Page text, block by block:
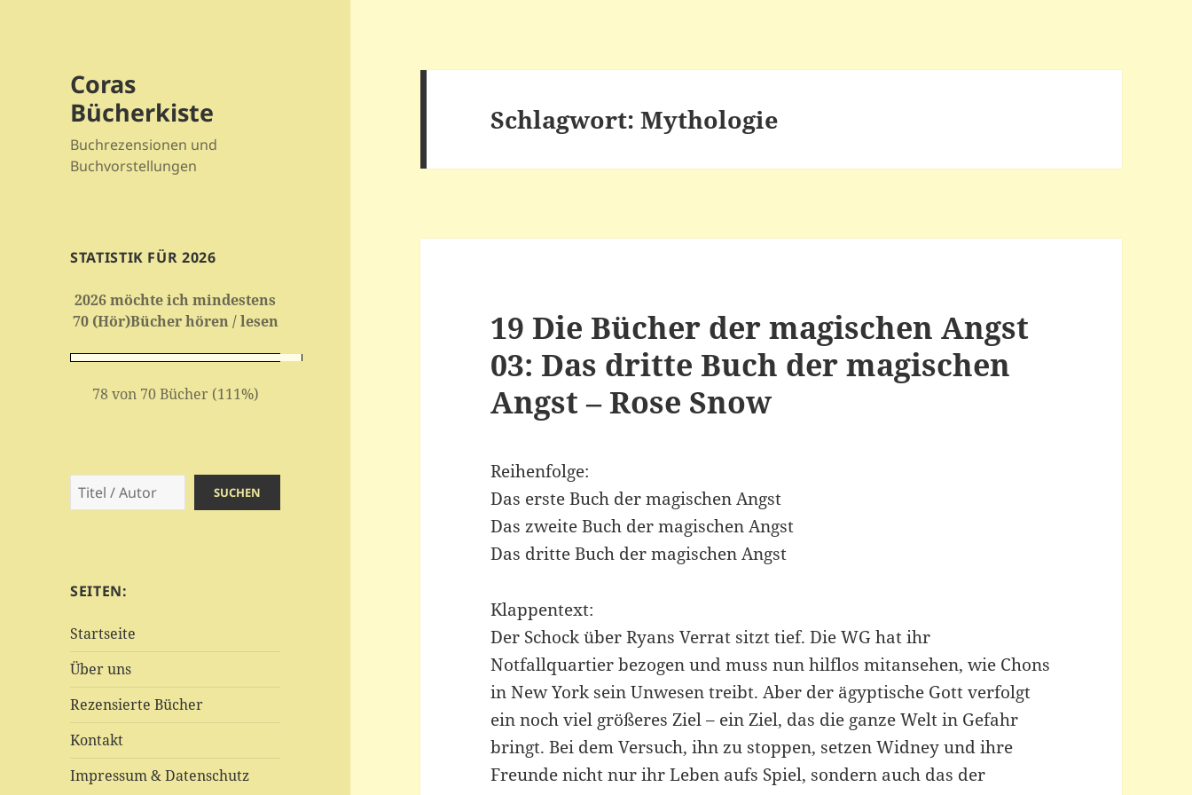
Coras
Bücherkiste
Buchrezensionen und
Buchvorstellungen
STATISTIK FÜR 2026
2026 möchte ich mindestens
70 (Hör)Bücher hören / lesen
78 von 70 Bücher (111%)
Suchen SUCHEN
SEITEN:
Startseite
Über uns
Rezensierte Bücher
Kontakt
Impressum & Datenschutz
Schlagwort:Mythologie
19 Die Bücher der magischen Angst
03: Das dritte Buch der magischen
Angst – Rose Snow
Reihenfolge:
Das erste Buch der magischen Angst
Das zweite Buch der magischen Angst
Das dritte Buch der magischen Angst
Klappentext:
Der Schock über Ryans Verrat sitzt tief. Die WG hat ihr
Notfallquartier bezogen und muss nun hilflos mitansehen, wie Chons
in New York sein Unwesen treibt. Aber der ägyptische Gott verfolgt
ein noch viel größeres Ziel – ein Ziel, das die ganze Welt in Gefahr
bringt. Bei dem Versuch, ihn zu stoppen, setzen Widney und ihre
Freunde nicht nur ihr Leben aufs Spiel, sondern auch das der